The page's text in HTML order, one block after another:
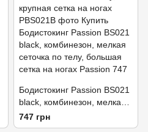
Бодистокинг Passion BS021
black, комбинезон, мелкая
сеточка по телу, крупная
сетка на ногах
747 грн